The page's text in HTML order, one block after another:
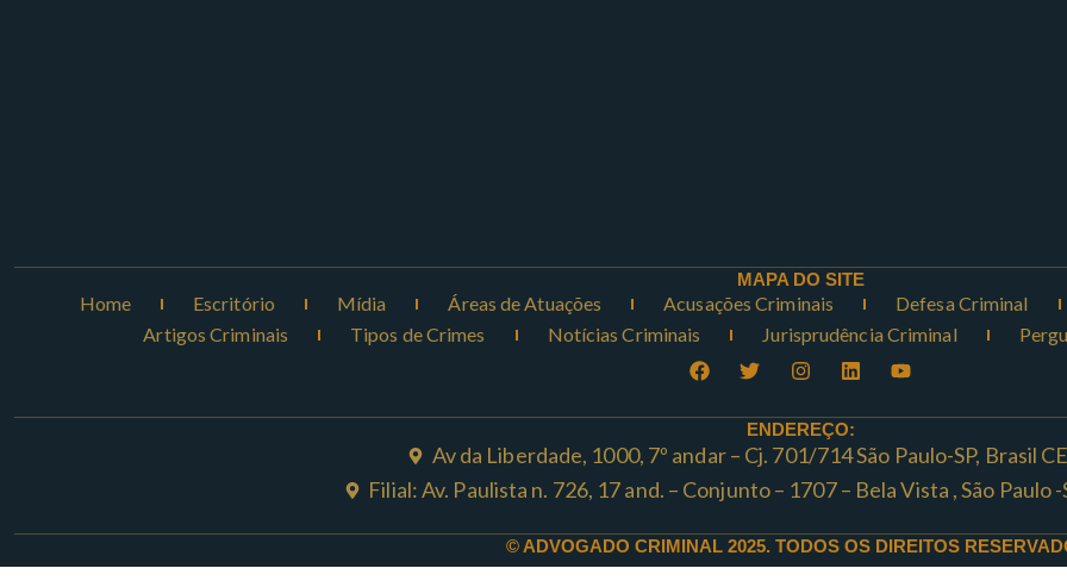
MAPA DO SITE
Home Escritório Mídia Áreas de Atuações Acusações Criminais Defesa Criminal
Artigos Criminais
Tipos de Crimes Notícias Criminais Jurisprudência Criminal
ENDEREÇO:
Av da Liberdade, 1000, 7º andar – Cj. 701/714 São Paulo-SP, Brasil
Filial: Av. Paulista n. 726, 17 and. – Conjunto – 1707 – Bela Vista , São Paulo
© ADVOGADO CRIMINAL 2025. TODOS OS DIREITOS